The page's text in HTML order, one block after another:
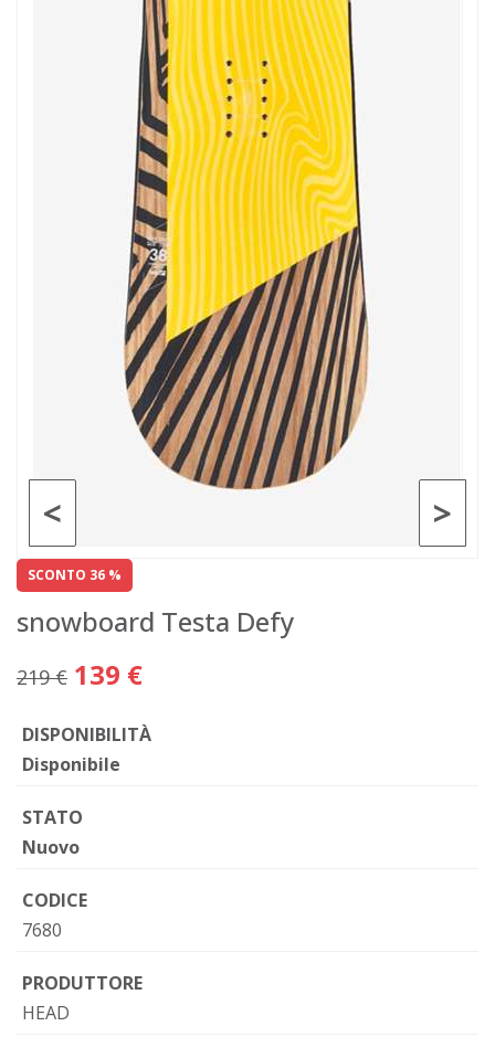
>
<
SCONTO 36 %
snowboard Testa Defy
219 € 139 €
DISPONIBILITÀ
Disponibile
STATO
Nuovo
CODICE
7680
PRODUTTORE
HEAD